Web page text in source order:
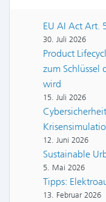
EU AI Act Art.
30. Juli 2026
Product
zum Schlüssel
wird
15. Juli 2026
12. Juni 2026
Sustainable
5. Mai 2026
Tipps:
13. Februar 2026